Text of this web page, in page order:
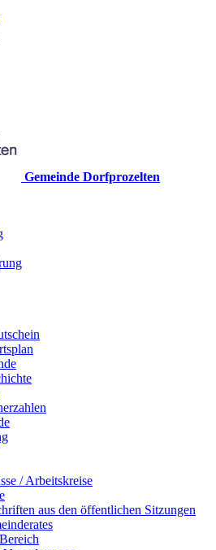
Gemeinde Dorfprozelten
/ Arbeitskreise
aus den öffentlichen Sitzungen